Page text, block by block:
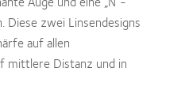
Diese zwei Linsendesigns
auf allen
mittlere Distanz und in